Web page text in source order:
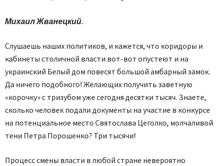
Михаил Жванецкий.
Слушаешь наших политиков, и кажется, что коридоры и
кабинеты столичной власти вот-вот опустеют и на
украинский Белый дом повесят большой амбарный замок.
Да ничего подобного! Желающих получить заветную
«корочку» с тризубом уже сегодня десятки тысяч. Знаете,
сколько человек подали документы на участие в конкурсе
на потенциальное место Святослава Цеголко, молчаливой
тени Петра Порошенко? Три тысячи!
Процесс смены власти в любой стране невероятно